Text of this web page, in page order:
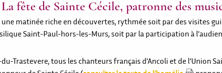
La fête de Sainte Cécile, patronne des
matinée riche en découvertes, rythmée soit par des visites
Saint-Paul-hors-les-Murs, soit par la participation à
Trastevere, tous les chanteurs français d’Ancoli et de l’Union